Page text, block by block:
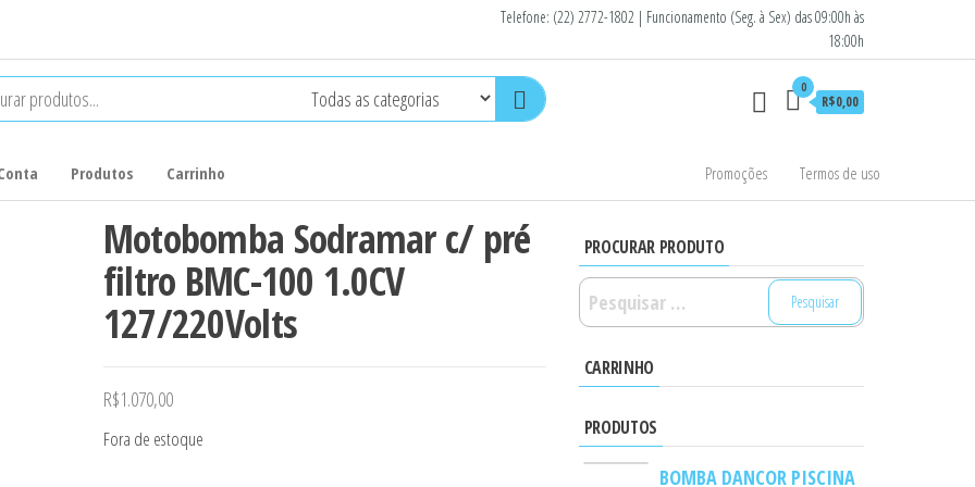
Telefone: (22) 2772-1802 | Funcionamento (Seg. à Sex) das 09:00h às
18:00h
0
R$0,00
Produtos Carrinho Promoções Termos de uso
Motobomba Sodramar c/ pré
filtro BMC-100 1.0CV
127/220Volts
R$1.070,00
Fora de estoque
PROCURAR PRODUTO
Pesquisar
por:
CARRINHO
PRODUTOS
BOMBA DANCOR PISCINA